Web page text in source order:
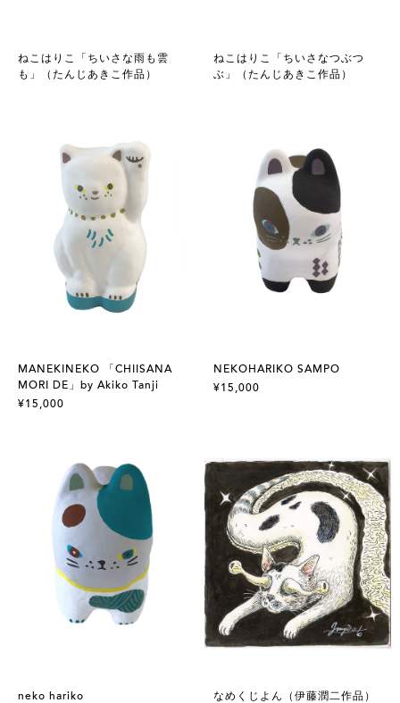
ねこはりこ「ちいさな雨も雲
も」（たんじあきこ作品）
ねこはりこ「ちいさなつぶつ
ぶ」（たんじあきこ作品）
MANEKINEKO 「CHIISANA
MORI DE」by Akiko Tanji
¥15,000
NEKOHARIKO SAMPO
¥15,000
neko hariko
なめくじよん（伊藤潤二作品）